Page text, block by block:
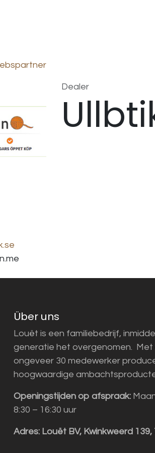
Dealer
Über uns
Louët is een familiebedrijf,
generatie het overgenomen. Met
ongeveer 30 medewerker
hoogwaardige
Openingstijden op afspraak:
8:30 – 16:30 uur
Adres: Louët BV, Kwinkweerd